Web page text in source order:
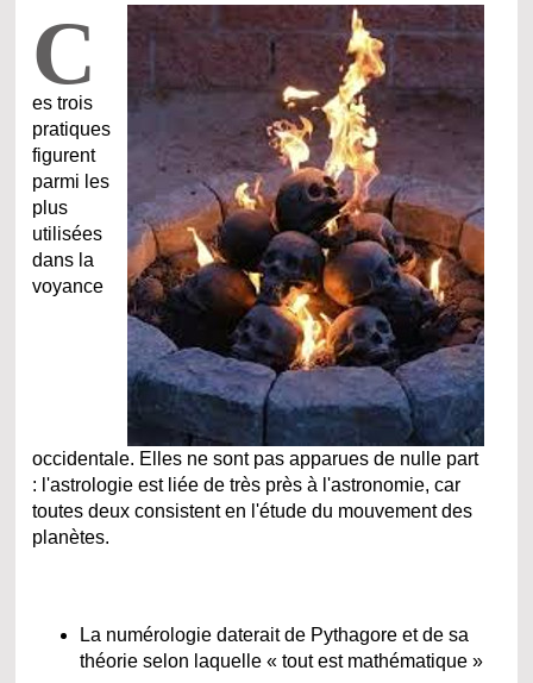
C
es trois
pratiques
figurent
parmi les
plus
utilisées
dans la
voyance
occidentale. Elles ne sont pas apparues de nulle part
: l'astrologie est liée de très près à l'astronomie, car
toutes deux consistent en l'étude du mouvement des
planètes.
La numérologie daterait de Pythagore et de sa
théorie selon laquelle « tout est mathématique »